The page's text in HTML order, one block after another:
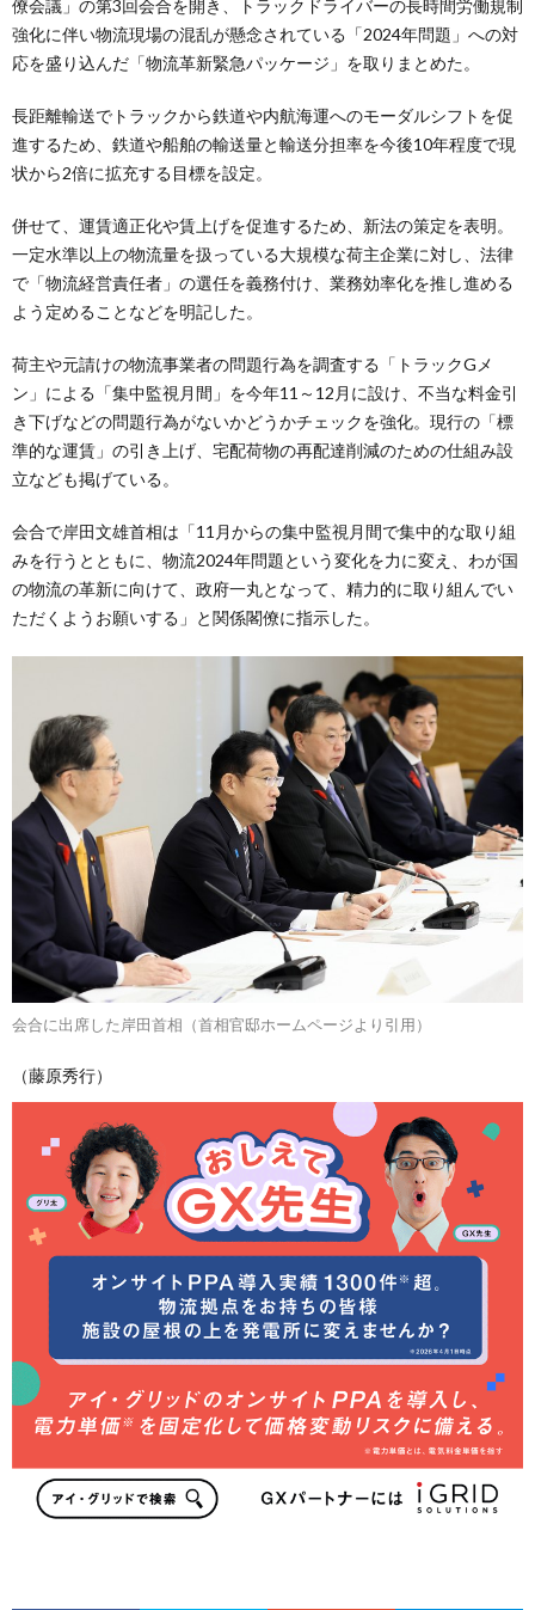
僚会議」の第3回会合を開き、トラックドライバーの長時間労働規制
強化に伴い物流現場の混乱が懸念されている「2024年問題」への対
応を盛り込んだ「物流革新緊急パッケージ」を取りまとめた。
長距離輸送でトラックから鉄道や内航海運へのモーダルシフトを促
進するため、鉄道や船舶の輸送量と輸送分担率を今後10年程度で現
状から2倍に拡充する目標を設定。
併せて、運賃適正化や賃上げを促進するため、新法の策定を表明。
一定水準以上の物流量を扱っている大規模な荷主企業に対し、法律
で「物流経営責任者」の選任を義務付け、業務効率化を推し進める
よう定めることなどを明記した。
荷主や元請けの物流事業者の問題行為を調査する「トラックGメ
ン」による「集中監視月間」を今年11～12月に設け、不当な料金引
き下げなどの問題行為がないかどうかチェックを強化。現行の「標
準的な運賃」の引き上げ、宅配荷物の再配達削減のための仕組み設
立なども掲げている。
会合で岸田文雄首相は「11月からの集中監視月間で集中的な取り組
みを行うとともに、物流2024年問題という変化を力に変え、わが国
の物流の革新に向けて、政府一丸となって、精力的に取り組んでい
ただくようお願いする」と関係閣僚に指示した。
会合に出席した岸田首相（首相官邸ホームページより引用）
（藤原秀行）